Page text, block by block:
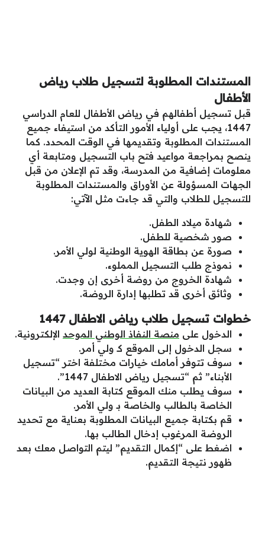
المستندات المطلوبة لتسجيل طلاب رياض
الأطفال
قبل تسجيل أطفالهم في رياض الأطفال للعام الدراسي
1447، يجب على أولياء الأمور التأكد من استيفاء جميع
المستندات المطلوبة وتقديمها في الوقت المحدد. كما
ينصح بمراجعة مواعيد فتح باب التسجيل ومتابعة أي
معلومات إضافية من المدرسة، وقد تم الإعلان من قبل
الجهات المسؤولة عن الأوراق والمستندات المطلوبة
للتسجيل للطلاب والتي قد جاءت مثل الآتي:
شهادة ميلاد الطفل.
صور شخصية للطفل.
صورة عن بطاقة الهوية الوطنية لولي الأمر.
نموذج طلب التسجيل المملوء.
شهادة الخروج من روضة أخرى إن وجدت.
وثائق أخرى قد تطلبها إدارة الروضة.
خطوات تسجيل طلاب رياض الاطفال 1447
الدخول على منصة النفاذ الوطني الموحد الإلكترونية.
سجل الدخول إلى الموقع كـ ولي أمر.
سوف تتوفر أمامك خيارات مختلفة اختر “تسجيل
الأبناء” ثم “تسجيل رياض الاطفال 1447”.
سوف يطلب منك الموقع كتابة العديد من البيانات
الخاصة بالطالب والخاصة بـ ولي الأمر.
قم بكتابة جميع البيانات المطلوبة بعناية مع تحديد
الروضة المرغوب إدخال الطالب بها.
اضغط على “إكمال التقديم” ليتم التواصل معك بعد
ظهور نتيجة التقديم.